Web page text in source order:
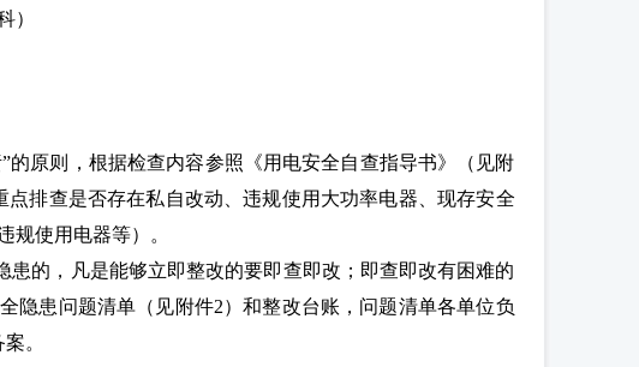
）
的原则，根据检查内容参照《用电安全自查指导书》（见附
排查是否存在私自改动、违规使用大功率电器、现存安全
规使用电器等）。
患的，凡是能够立即整改的要即查即改；即查即改有困难的
隐患问题清单（见附件2）和整改台账，问题清单各单位负
。